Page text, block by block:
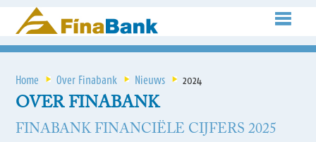
Home Over Finabank Nieuws 2024
OVER FINABANK
FINABANK FINANCIËLE CIJFERS 2025